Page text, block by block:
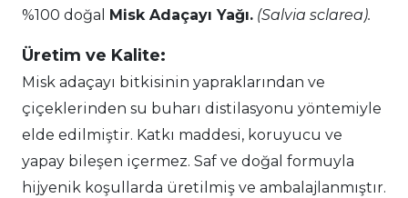
%100 doğal Misk Adaçayı Yağı. (Salvia sclarea).
Üretim ve Kalite:
Misk adaçayı bitkisinin yapraklarından ve
çiçeklerinden su buharı distilasyonu yöntemiyle
elde edilmiştir. Katkı maddesi, koruyucu ve
yapay bileşen içermez. Saf ve doğal formuyla
hijyenik koşullarda üretilmiş ve ambalajlanmıştır.